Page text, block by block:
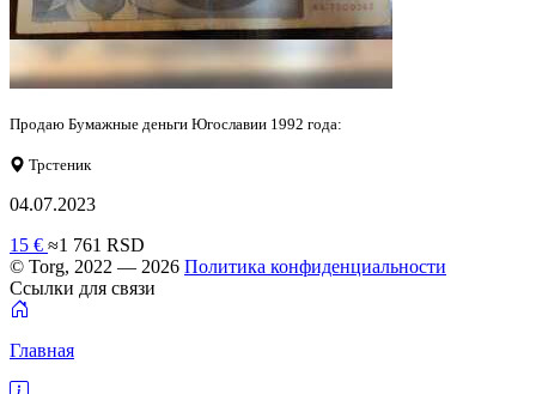
Продаю Бумажные деньги Югославии 1992 года:
Трстеник
04.07.2023
15 € ≈1 761 RSD
© Torg, 2022 — 2026 Политика конфиденциальности
Ссылки для связи
Главная